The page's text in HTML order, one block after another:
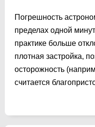
Погрешность
пределах одной
практике больше
плотная застройка,
осторожность
считается